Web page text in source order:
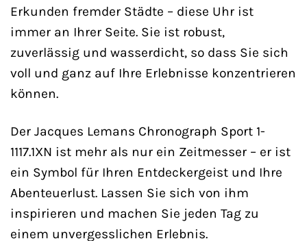
Erkunden fremder Städte – diese Uhr ist
immer an Ihrer Seite. Sie ist robust,
zuverlässig und wasserdicht, so dass Sie sich
voll und ganz auf Ihre Erlebnisse konzentrieren
können.
Der Jacques Lemans Chronograph Sport 1-
1117.1XN ist mehr als nur ein Zeitmesser – er ist
ein Symbol für Ihren Entdeckergeist und Ihre
Abenteuerlust. Lassen Sie sich von ihm
inspirieren und machen Sie jeden Tag zu
einem unvergesslichen Erlebnis.